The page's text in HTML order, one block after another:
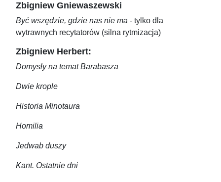
Zbigniew Gniewaszewski
Być wszędzie, gdzie nas nie ma - tylko dla
wytrawnych recytatorów (silna rytmizacja)
Zbigniew Herbert:
Domysły na temat Barabasza
Dwie krople
Historia Minotaura
Homilia
Jedwab duszy
Kant. Ostatnie dni